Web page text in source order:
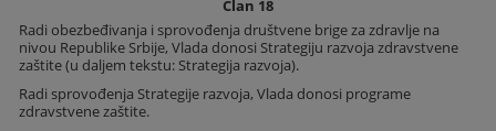
Član 18
Radi obezbeđivanja i sprovođenja društvene brige za zdravlje na
nivou Republike Srbije, Vlada donosi Strategiju razvoja zdravstvene
zaštite (u daljem tekstu: Strategija razvoja).
Radi sprovođenja Strategije razvoja, Vlada donosi programe
zdravstvene zaštite.